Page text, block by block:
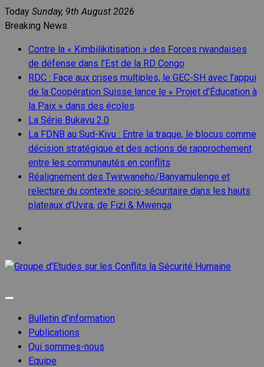
Skip
to
Today Sunday, 9th August 2026
Breaking News
Contre la « Kimbilikitisation » des Forces rwandaises
de défense dans l’Est de la RD Congo
RDC : Face aux crises multiples, le GEC-SH avec l’appui
de la Coopération Suisse lance le « Projet d’Éducation à
la Paix » dans des écoles
La Série Bukavu 2.0
La FDNB au Sud-Kivu : Entre la traque, le blocus comme
décision stratégique et des actions de rapprochement
entre les communautés en conflits
Réalignement des Twirwaneho/Banyamulenge et
relecture du contexte socio-sécuritaire dans les hauts
plateaux d’Uvira, de Fizi & Mwenga
Bulletin d’information
Publications
Qui sommes-nous
Equipe